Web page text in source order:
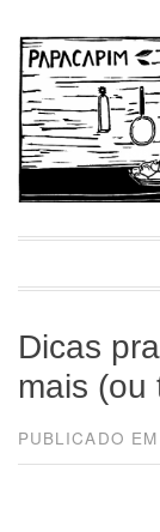
para
conteúdo
Dicas
mais (ou
PUBLICADO